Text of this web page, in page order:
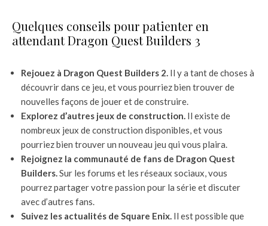
Quelques conseils pour patienter en
attendant Dragon Quest Builders 3
Rejouez à Dragon Quest Builders 2. Il y a tant de choses à
découvrir dans ce jeu, et vous pourriez bien trouver de
nouvelles façons de jouer et de construire.
Explorez d’autres jeux de construction. Il existe de
nombreux jeux de construction disponibles, et vous
pourriez bien trouver un nouveau jeu qui vous plaira.
Rejoignez la communauté de fans de Dragon Quest
Builders. Sur les forums et les réseaux sociaux, vous
pourrez partager votre passion pour la série et discuter
avec d’autres fans.
Suivez les actualités de Square Enix. Il est possible que